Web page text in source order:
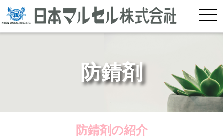
防錆剤
防錆剤の紹介